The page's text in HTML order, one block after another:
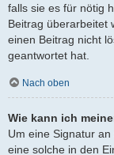
falls sie es für nötig
Beitrag überarbeitet
einen Beitrag nicht
geantwortet hat.
Nach oben
Wie kann ich
Um eine Signatur
eine solche in den